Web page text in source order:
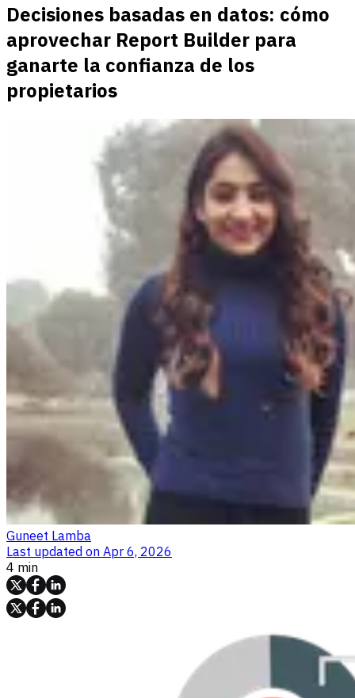
Decisiones basadas en datos: cómo
aprovechar Report Builder para
ganarte la confianza de los
propietarios
Guneet Lamba
Last updated on Apr 6, 2026
4 min